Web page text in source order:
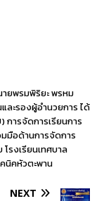
ายพรมพิริยะ พรหม
ละรองผู้อำนวยการ ได้
ารจัดการเรียนการ
มือด้านการจัดการ
รงเรียนเทศบาล
นิคหัวตะพาน
NEXT